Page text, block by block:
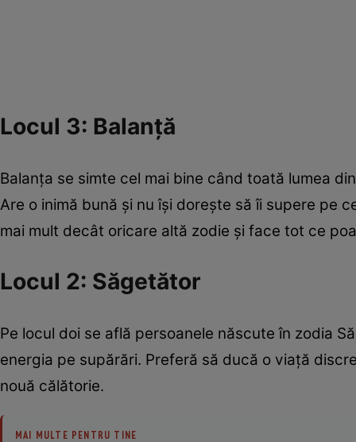
Locul 3: Balanță
Balanța se simte cel mai bine când toată lumea
Are o inimă bună și nu își dorește să îi supere pe
mai mult decât oricare altă zodie și face tot ce
Locul 2: Săgetător
Pe locul doi se află persoanele născute în zodia
energia pe supărări. Preferă să ducă o viață
nouă călătorie.
MAI MULTE PENTRU TINE